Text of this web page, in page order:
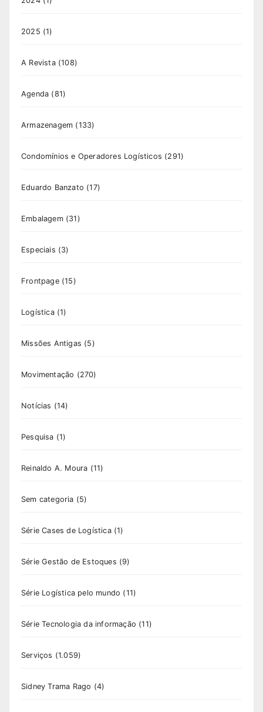
2025 (1)
A Revista(108)
Agenda (81)
Armazenagem (133)
Condomínios e Operadores Logísticos (291)
Eduardo Banzato (17)
Embalagem(31)
Especiais (3)
Frontpage(15)
Logística(1)
Missões Antigas (5)
Movimentação (270)
Notícias (14)
Pesquisa (1)
Reinaldo A. Moura (11)
Sem categoria (5)
Série Cases de Logística(1)
Série Gestão de Estoques (9)
Série Logística pelo mundo (11)
Série Tecnologia da informação (11)
Serviços (1.059)
Sidney Trama Rago (4)